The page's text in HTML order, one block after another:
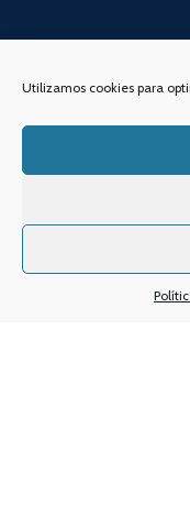
Utilizamos cookies para